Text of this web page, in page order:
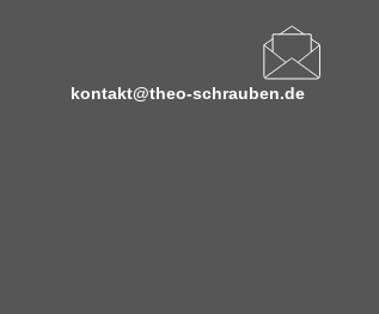
kontakt@theo-schrauben.de